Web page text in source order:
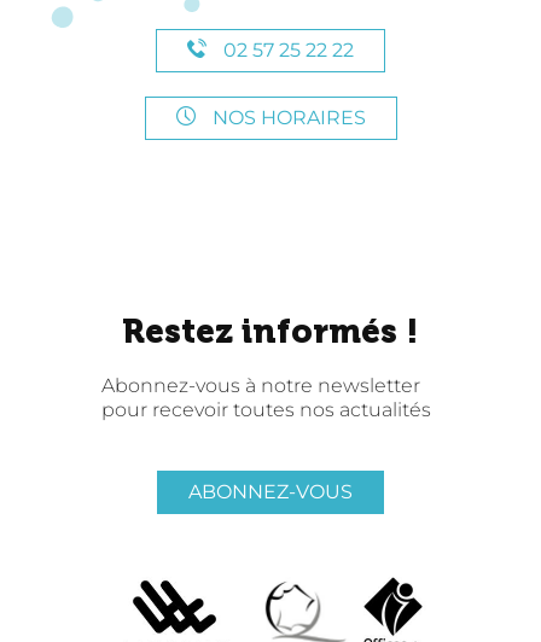
02 57 25 22 22
NOS HORAIRES
Restez informés !
Abonnez-vous à notre newsletter
pour recevoir toutes nos actualités
ABONNEZ-VOUS